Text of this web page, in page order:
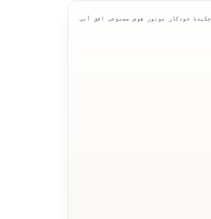
چکیدهٔ خودکار موتور هوش مصنوعی افق آبی